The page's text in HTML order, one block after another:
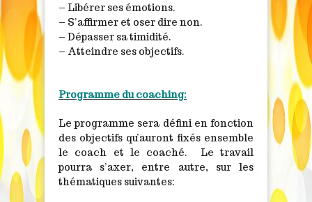
– Libérer ses émotions.
– S’affirmer et oser dire non.
– Dépasser sa timidité.
– Atteindre ses objectifs.
Programme du coaching:
Le programme sera défini en fonction
des objectifs qu’auront fixés ensemble
le coach et le coaché. Le travail
pourra s’axer, entre autre, sur les
thématiques suivantes: